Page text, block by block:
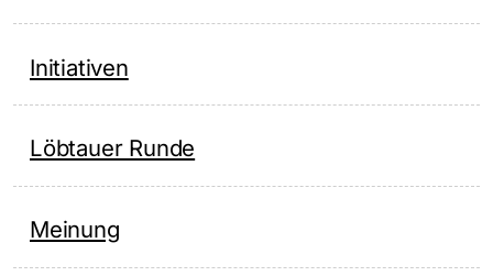
Initiativen
Löbtauer Runde
Meinung